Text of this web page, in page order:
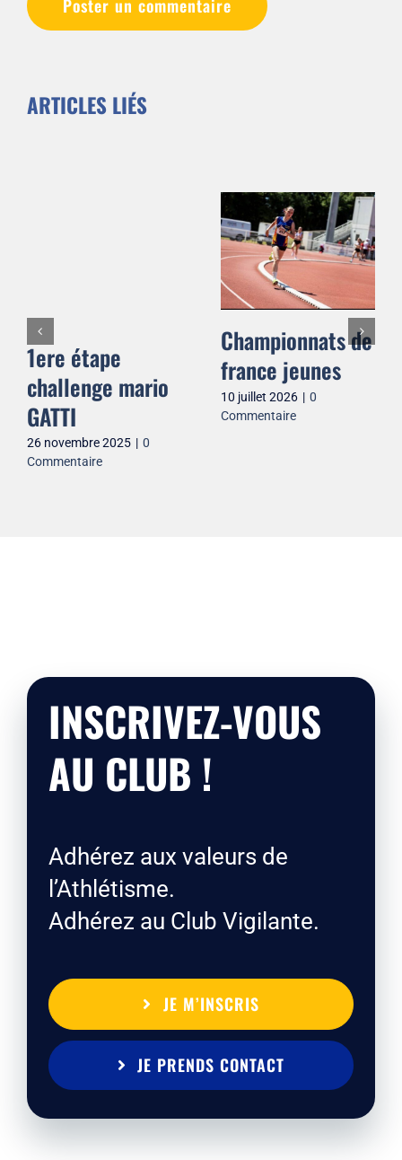
ARTICLES LIÉS
1ere étape
challenge mario
GATTI
26 novembre 2025 | 0
Commentaire
Championnats de
france jeunes
10 juillet 2026 | 0
Commentaire
INSCRIVEZ-VOUS
AU CLUB !
Adhérez aux valeurs de
l’Athlétisme.
Adhérez au Club Vigilante.
JE M’INSCRIS
JE PRENDS CONTACT